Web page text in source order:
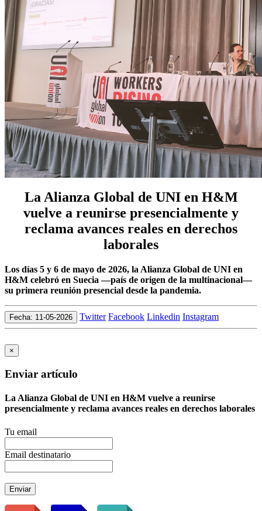
La Alianza Global de UNI en H&M
vuelve a reunirse presencialmente y
reclama avances reales en derechos
laborales
Los días 5 y 6 de mayo de 2026, la Alianza Global de UNI en
H&M celebró en Suecia —país de origen de la multinacional—
su primera reunión presencial desde la pandemia.
Fecha: 11-05-2026 Twitter Facebook Linkedin Instagram
×
Enviar artículo
La Alianza Global de UNI en H&M vuelve a reunirse
presencialmente y reclama avances reales en derechos laborales
Tu email
Email destinatario
Enviar